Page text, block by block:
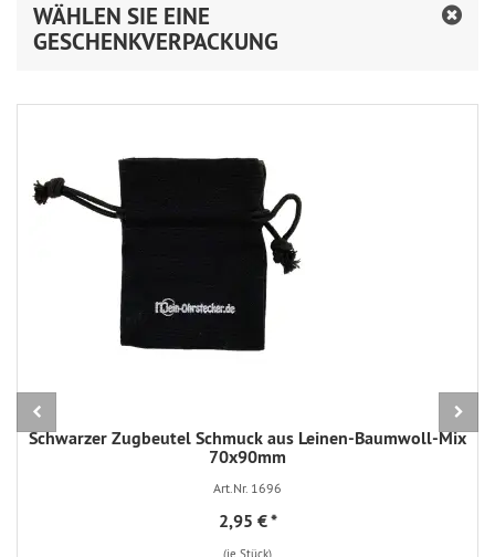
WÄHLEN SIE EINE
GESCHENKVERPACKUNG
Schwarzer Zugbeutel Schmuck aus Leinen-Baumwoll-Mix
70x90mm
Art.Nr. 1696
2,95 €*